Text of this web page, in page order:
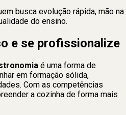
busca evolução rápida, mão na
do ensino.
e se profissionalize
é uma forma de
em formação sólida,
Com as competências
a cozinha de forma mais